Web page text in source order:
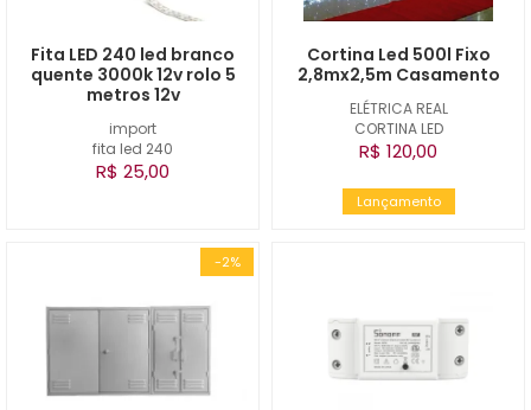
import
fita led 240
Fita LED 240 led branco
quente 3000k 12v rolo 5
metros 12v
R$ 25,00
ELÉTRICA REAL
CORTINA LED
Cortina Led 500l Fixo
2,8mx2,5m Casamento
R$ 120,00
Lançamento
-2%